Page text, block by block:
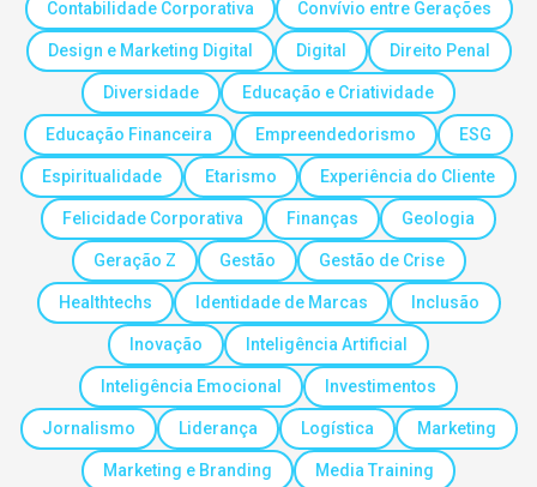
Contabilidade Corporativa Convívio entre Gerações
Design e Marketing Digital Digital Direito Penal
Diversidade Educação e Criatividade
Educação Financeira Empreendedorismo ESG
Espiritualidade Etarismo Experiência do Cliente
Felicidade Corporativa Finanças Geologia
Geração Z Gestão Gestão de Crise
Healthtechs Identidade de Marcas Inclusão
Inovação Inteligência Artificial
Inteligência Emocional Investimentos
Jornalismo Liderança Logística Marketing
Marketing e Branding Media Training